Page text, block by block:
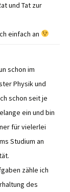
und Tat zur
einfach an
schon im
Physik und
schon seit je
ein und bin
für vielerlei
Studium an
zähle ich
des